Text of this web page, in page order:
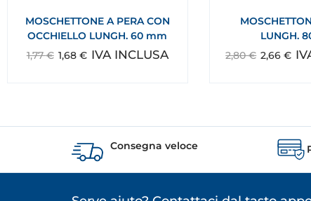
MOSCHETTONE A PERA CON
OCCHIELLO LUNGH. 60 mm
1,77€ 1,68 € IVA INCLUSA
LUNGH.
2,80€ 2,66€
Consegna veloce